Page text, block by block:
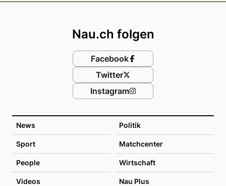
News Politik
Sport Matchcenter
People Wirtschaft
Videos Nau Plus
Nau.ch folgen
Facebook
Twitter
Instagram